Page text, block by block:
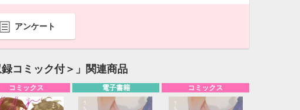
アンケート
コミック付＞」関連商品
コミックス 電子書籍 コミックス